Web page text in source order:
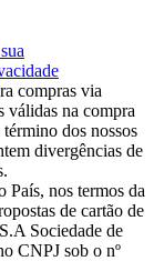
compras via
válidas na compra
dos nossos
divergências de
País, nos termos da
de cartão de
Sociedade de
CNPJ sob o nº